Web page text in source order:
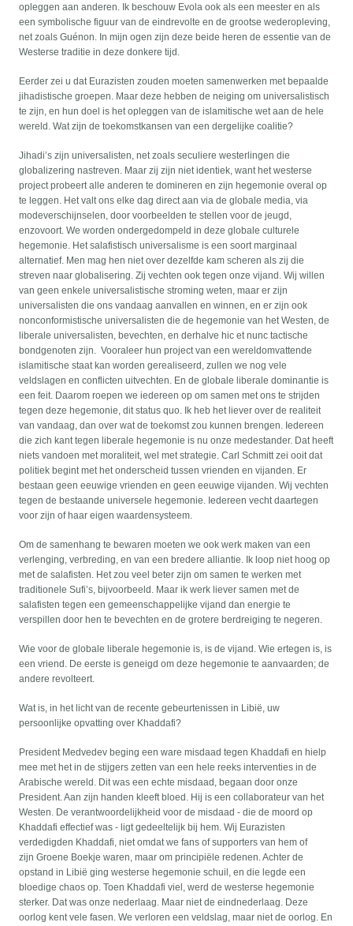
opleggen aan anderen. Ik beschouw Evola ook als een meester en als
een symbolische figuur van de eindrevolte en de grootse wederopleving,
net zoals Guénon. In mijn ogen zijn deze beide heren de essentie van de
Westerse traditie in deze donkere tijd.
Eerder zei u dat Eurazisten zouden moeten samenwerken met bepaalde
jihadistische groepen. Maar deze hebben de neiging om universalistisch
te zijn, en hun doel is het opleggen van de islamitische wet aan de hele
wereld. Wat zijn de toekomstkansen van een dergelijke coalitie?
Jihadi’s zijn universalisten, net zoals seculiere westerlingen die
globalizering nastreven. Maar zij zijn niet identiek, want het westerse
project probeert alle anderen te domineren en zijn hegemonie overal op
te leggen. Het valt ons elke dag direct aan via de globale media, via
modeverschijnselen, door voorbeelden te stellen voor de jeugd,
enzovoort. We worden ondergedompeld in deze globale culturele
hegemonie. Het salafistisch universalisme is een soort marginaal
alternatief. Men mag hen niet over dezelfde kam scheren als zij die
streven naar globalisering. Zij vechten ook tegen onze vijand. Wij willen
van geen enkele universalistische stroming weten, maar er zijn
universalisten die ons vandaag aanvallen en winnen, en er zijn ook
nonconformistische universalisten die de hegemonie van het Westen, de
liberale universalisten, bevechten, en derhalve hic et nunc tactische
bondgenoten zijn. Vooraleer hun project van een wereldomvattende
islamitische staat kan worden gerealiseerd, zullen we nog vele
veldslagen en conflicten uitvechten. En de globale liberale dominantie is
een feit. Daarom roepen we iedereen op om samen met ons te strijden
tegen deze hegemonie, dit status quo. Ik heb het liever over de realiteit
van vandaag, dan over wat de toekomst zou kunnen brengen. Iedereen
die zich kant tegen liberale hegemonie is nu onze medestander. Dat heeft
niets vandoen met moraliteit, wel met strategie. Carl Schmitt zei ooit dat
politiek begint met het onderscheid tussen vrienden en vijanden. Er
bestaan geen eeuwige vrienden en geen eeuwige vijanden. Wij vechten
tegen de bestaande universele hegemonie. Iedereen vecht daartegen
voor zijn of haar eigen waardensysteem.
Om de samenhang te bewaren moeten we ook werk maken van een
verlenging, verbreding, en van een bredere alliantie. Ik loop niet hoog op
met de salafisten. Het zou veel beter zijn om samen te werken met
traditionele Sufi’s, bijvoorbeeld. Maar ik werk liever samen met de
salafisten tegen een gemeenschappelijke vijand dan energie te
verspillen door hen te bevechten en de grotere berdreiging te negeren.
Wie voor de globale liberale hegemonie is, is de vijand. Wie ertegen is, is
een vriend. De eerste is geneigd om deze hegemonie te aanvaarden; de
andere revolteert.
Wat is, in het licht van de recente gebeurtenissen in Libië, uw
persoonlijke opvatting over Khaddafi?
President Medvedev beging een ware misdaad tegen Khaddafi en hielp
mee met het in de stijgers zetten van een hele reeks interventies in de
Arabische wereld. Dit was een echte misdaad, begaan door onze
President. Aan zijn handen kleeft bloed. Hij is een collaborateur van het
Westen. De verantwoordelijkheid voor de misdaad - die de moord op
Khaddafi effectief was - ligt gedeeltelijk bij hem. Wij Eurazisten
verdedigden Khaddafi, niet omdat we fans of supporters van hem of
zijn Groene Boekje waren, maar om principiële redenen. Achter de
opstand in Libië ging westerse hegemonie schuil, en die legde een
bloedige chaos op. Toen Khaddafi viel, werd de westerse hegemonie
sterker. Dat was onze nederlaag. Maar niet de eindnederlaag. Deze
oorlog kent vele fasen. We verloren een veldslag, maar niet de oorlog. En